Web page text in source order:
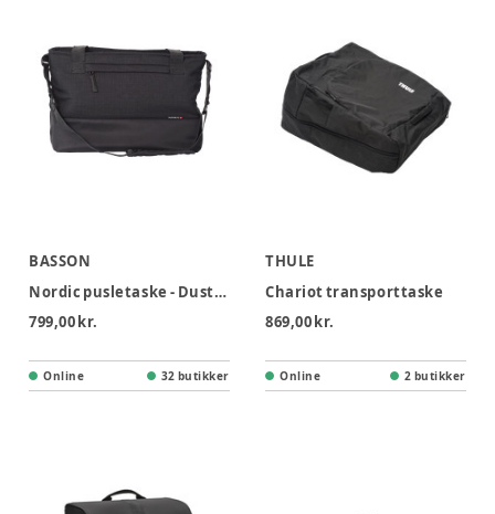
BASSON
Nordic pusletaske - Dusty Black
799,00 kr.
Online 32 butikker
THULE
Chariot transporttaske
869,00 kr.
Online 2 butikker